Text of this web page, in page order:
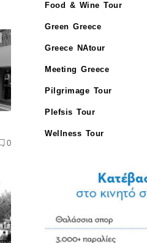
0
Food & Wine Tour
Green Greece
Greece NAtour
Meeting Greece
Pilgrimage Tour
Plefsis Tour
Wellness Tour